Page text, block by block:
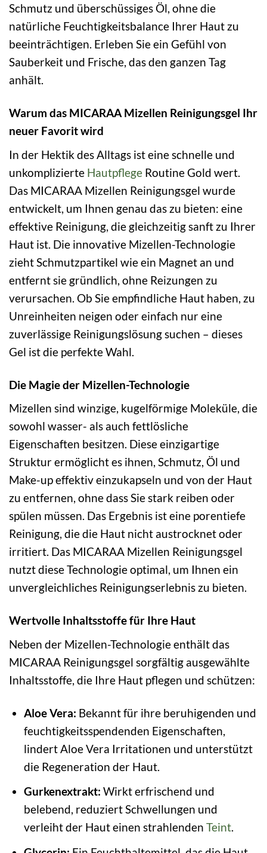
Schmutz und überschüssiges Öl, ohne die
natürliche Feuchtigkeitsbalance Ihrer Haut zu
beeinträchtigen. Erleben Sie ein Gefühl von
Sauberkeit und Frische, das den ganzen Tag
anhält.
Warum das MICARAA Mizellen Reinigungsgel Ihr
neuer Favorit wird
In der Hektik des Alltags ist eine schnelle und
unkomplizierte Hautpflege Routine Gold wert.
Das MICARAA Mizellen Reinigungsgel wurde
entwickelt, um Ihnen genau das zu bieten: eine
effektive Reinigung, die gleichzeitig sanft zu Ihrer
Haut ist. Die innovative Mizellen-Technologie
zieht Schmutzpartikel wie ein Magnet an und
entfernt sie gründlich, ohne Reizungen zu
verursachen. Ob Sie empfindliche Haut haben, zu
Unreinheiten neigen oder einfach nur eine
zuverlässige Reinigungslösung suchen – dieses
Gel ist die perfekte Wahl.
Die Magie der Mizellen-Technologie
Mizellen sind winzige, kugelförmige Moleküle, die
sowohl wasser- als auch fettlösliche
Eigenschaften besitzen. Diese einzigartige
Struktur ermöglicht es ihnen, Schmutz, Öl und
Make-up effektiv einzukapseln und von der Haut
zu entfernen, ohne dass Sie stark reiben oder
spülen müssen. Das Ergebnis ist eine porentiefe
Reinigung, die die Haut nicht austrocknet oder
irritiert. Das MICARAA Mizellen Reinigungsgel
nutzt diese Technologie optimal, um Ihnen ein
unvergleichliches Reinigungserlebnis zu bieten.
Wertvolle Inhaltsstoffe für Ihre Haut
Neben der Mizellen-Technologie enthält das
MICARAA Reinigungsgel sorgfältig ausgewählte
Inhaltsstoffe, die Ihre Haut pflegen und schützen:
Aloe Vera: Bekannt für ihre beruhigenden und
feuchtigkeitsspendenden Eigenschaften,
lindert Aloe Vera Irritationen und unterstützt
die Regeneration der Haut.
Gurkenextrakt: Wirkt erfrischend und
belebend, reduziert Schwellungen und
verleiht der Haut einen strahlenden Teint.